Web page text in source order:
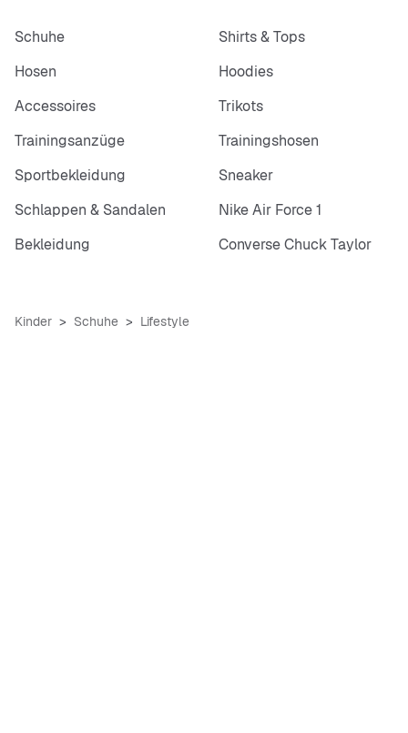
Schuhe
Shirts & Tops
Hosen
Hoodies
Accessoires
Trikots
Trainingsanzüge
Trainingshosen
Sportbekleidung
Sneaker
Schlappen & Sandalen
Nike Air Force 1
Bekleidung
Converse Chuck Taylor
Kinder Schuhe Lifestyle